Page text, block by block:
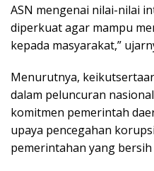
ASN mengenai nilai-nilai
diperkuat agar mampu
kepada masyarakat,”
Menurutnya,
dalam peluncuran
komitmen pemerintah
upaya pencegahan
pemerintahan yang